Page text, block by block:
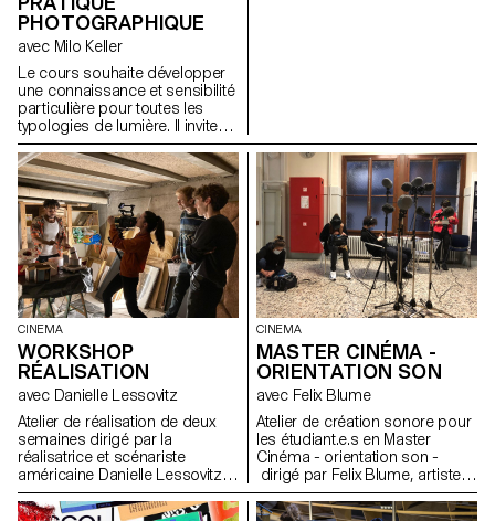
PHOTOGRAPHIQUE
avec Milo Keller
Le cours souhaite développer
une connaissance et sensibilité
particulière pour toutes les
typologies de lumière. Il invite
les étudiants à la création libre,
à l’autonomie d’élaboration et
de réalisation d’un projet
personnel.
CINEMA
WORKSHOP
RÉALISATION
avec Danielle Lessovitz
Atelier de réalisation de deux
semaines dirigé par la
réalisatrice et scénariste
américaine Danielle Lessovitz
avec les étudiant.e.s Master
Cinéma Réalisation et Scénario.
CINEMA
MASTER CINÉMA -
ORIENTATION SON
avec Felix Blume
Atelier de création sonore pour
les étudiant.e.s en Master
Cinéma - orientation son -
dirigé par Felix Blume, artiste
sonore et ingénieur du son.